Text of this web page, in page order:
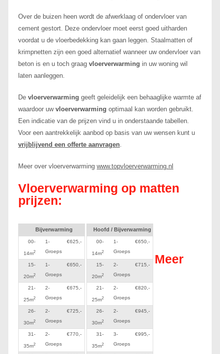
Over de buizen heen wordt de afwerklaag of ondervloer van
cement gestort. Deze ondervloer moet eerst goed uitharden
voordat u de vloerbedekking kan gaan leggen. Staalmatten of
krimpnetten zijn een goed alternatief wanneer uw ondervloer van
beton is en u toch graag vloerverwarming in uw woning wil
laten aanleggen.
De vloerverwarming geeft geleidelijk een behaaglijke warmte af
waardoor uw vloerverwarming optimaal kan worden gebruikt.
Een indicatie van de prijzen vind u in onderstaande tabellen.
Voor een aantrekkelijk aanbod op basis van uw wensen kunt u
vrijblijvend een offerte aanvragen.
Meer over vloerverwarming www.topvloerverwarming.nl
Vloerverwarming op matten
prijzen:
Bijverwarming
00-
14m2
1-
Groeps
€625,-
15-
20m2
1-
Groeps
€650,-
21-
25m2
2-
Groeps
€675,-
26-
30m2
2-
Groeps
€725,-
31-
35m2
2-
Groeps
€770,-
Hoofd / Bijverwarming
00-
14m2
1-
Groeps
€650,-
15-
20m2
2-
Groeps
€715,-
21-
25m2
2-
Groeps
€820,-
26-
30m2
2-
Groeps
€945,-
31-
35m2
3-
Groeps
€995,-
Meer